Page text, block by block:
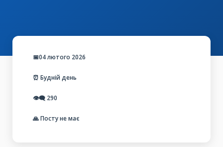
📅04 лютого 2026
⏰ Будній день
👁️‍🗨️ 290
🙏 Посту не має